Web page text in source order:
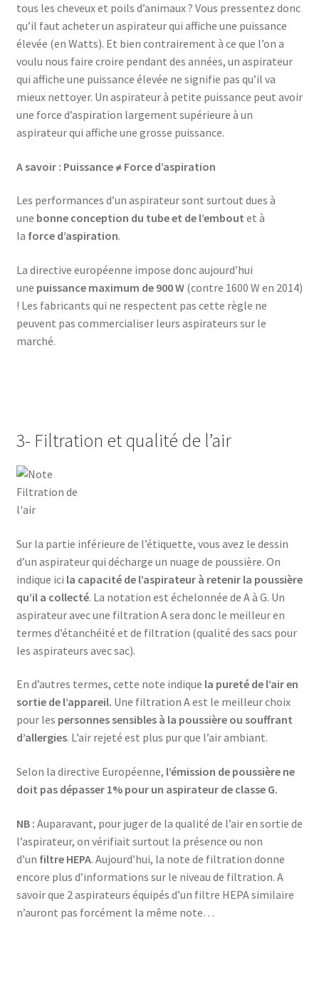
Aspirateur nettoyeur de tapis – CC-5400
Aspirateur rechargeable – SVC-3455
Aspirateur sans sac – SVC-3459
Aspirateur sans sac – SVC-3476
Aspirateur sans sac multi cyclone – TR-8600
Aspirateur soufleur – KL-1000
AT-610
Balance cuisine – SKS-4524
Balance cuisine – SKS-4525
Balance de cuisine – SKS-4520
Balance de cuisine – SKS-4521
Balance de cuisine – SKS-4522
Barbecue sur pied – AB-636
Barre à 6 crochets salle de bain – 46.06.00
Base de silicone pour repassage – 27×13 cm – 6119.03 –
Bâtonnet nettoie fer à repasser – 6163.01 – Blanc
Batteur – SMX- 2733
Batteur – SMX-2742
tous les cheveux et poils d’animaux ? Vous pressentez donc
qu’il faut acheter un aspirateur qui affiche une puissance
élevée (en Watts). Et bien contrairement à ce que l’on a
voulu nous faire croire pendant des années, un aspirateur
qui affiche une puissance élevée ne signifie pas qu’il va
mieux nettoyer. Un aspirateur à petite puissance peut avoir
une force d’aspiration largement supérieure à un
aspirateur qui affiche une grosse puissance.
A savoir : Puissance ≠ Force d’aspiration
Les performances d’un aspirateur sont surtout dues à
une bonne conception du tube et de l’embout et à
la force d’aspiration.
La directive européenne impose donc aujourd’hui
une puissance maximum de 900 W(contre 1600 W en 2014)
! Les fabricants qui ne respectent pas cette règle ne
peuvent pas commercialiser leurs aspirateurs sur le
marché.
3- Filtration et qualité de l’air
Sur la partie inférieure de l’étiquette, vous avez le dessin
d’un aspirateur qui décharge un nuage de poussière. On
indique ici la capacité de l’aspirateur à retenir la poussière
qu’il a collecté. La notation est échelonnée de A à G. Un
aspirateur avec une filtration A sera donc le meilleur en
termes d’étanchéité et de filtration (qualité des sacs pour
les aspirateurs avec sac).
En d’autres termes, cette note indique la pureté de l’air en
sortie de l’appareil. Une filtration A est le meilleur choix
pour les personnes sensibles à la poussière ou souffrant
d’allergies. L’air rejeté est plus pur que l’air ambiant.
Selon la directive Européenne, l’émission de poussière ne
doit pas dépasser 1% pour un aspirateur de classe G.
NB : Auparavant, pour juger de la qualité de l’air en sortie de
l’aspirateur, on vérifiait surtout la présence ou non
d’un filtre HEPA. Aujourd’hui, la note de filtration donne
encore plus d’informations sur le niveau de filtration. A
savoir que 2 aspirateurs équipés d’un filtre HEPA similaire
n’auront pas forcément la même note…